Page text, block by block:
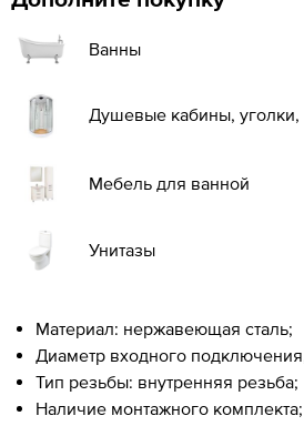
Ванны
Душевые кабины, уголки,
Мебель для ванной
Унитазы
Материал: нержавеющая сталь;
Диаметр входного
Тип резьбы: внутренняя резьба;
Наличие монтажного комплекта;